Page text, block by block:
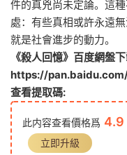
件的真兇尚未定論。這
處：有些真相或許永遠
就是社會進步的動力。
《殺人回憶》百度網盤
https://
查看提取碼:
此内容查看價格爲 4.9
立即升級